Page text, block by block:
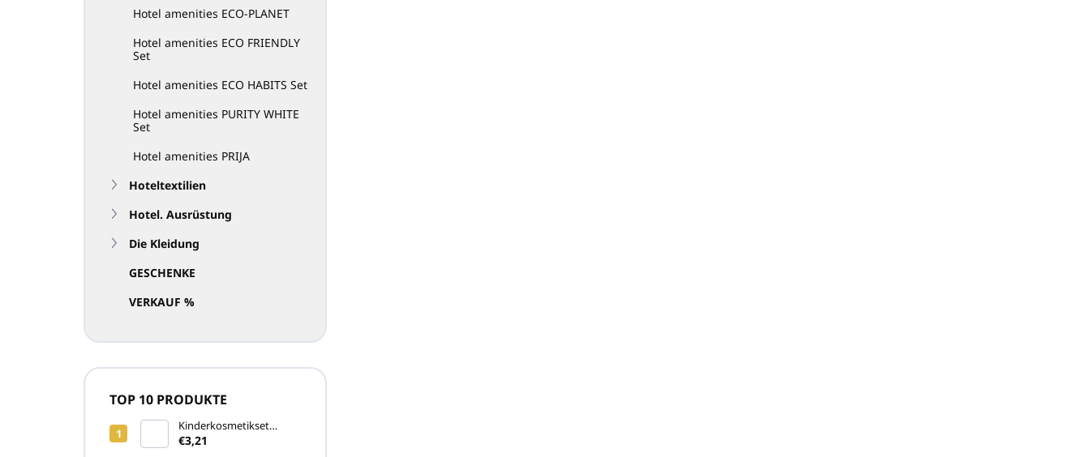
Hotel amenities ECO-PLANET
Hotel amenities ECO FRIENDLY
Set
Hotel amenities ECO HABITS Set
Hotel amenities PURITY WHITE
Set
Hotel amenities PRIJA
Hoteltextilien
Hotel. Ausrüstung
Die Kleidung
GESCHENKE
VERKAUF %
TOP 10 PRODUKTE
Kinderkosmetikset
COCCINELLA (ohne Seife
€3,21